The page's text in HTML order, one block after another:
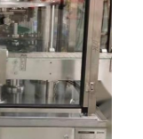
الدردشة الآن
آلة تعبئة وإغلاق